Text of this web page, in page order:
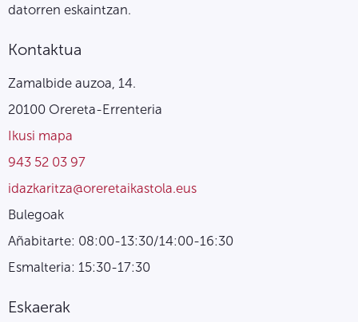
datorren eskaintzan.
Kontaktua
Zamalbide auzoa, 14.
20100 Orereta-Errenteria
Ikusi mapa
943 52 03 97
idazkaritza@oreretaikastola.eus
Bulegoak
Añabitarte: 08:00-13:30/14:00-16:30
Esmalteria: 15:30-17:30
Eskaerak